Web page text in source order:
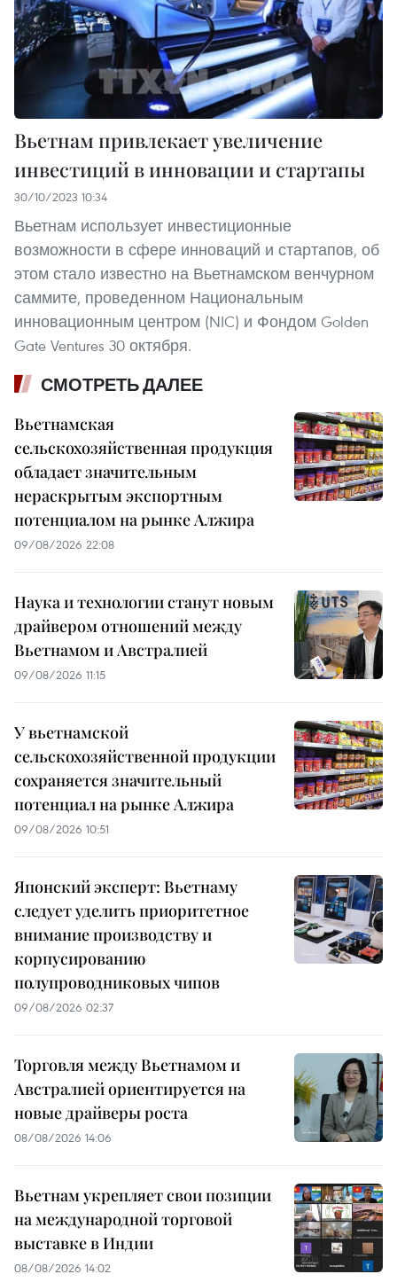
Вьетнам привлекает увеличение
инвестиций в инновации и стартапы
30/10/2023 10:34
Вьетнам использует инвестиционные
возможности в сфере инноваций и стартапов, об
этом стало известно на Вьетнамском венчурном
саммите, проведенном Национальным
инновационным центром (NIC) и Фондом Golden
Gate Ventures 30 октября.
СМОТРЕТЬ ДАЛЕЕ
Вьетнамская
сельскохозяйственная продукция
обладает значительным
нераскрытым экспортным
потенциалом на рынке Алжира
09/08/2026 22:08
Наука и технологии станут новым
драйвером отношений между
Вьетнамом и Австралией
09/08/2026 11:15
У вьетнамской
сельскохозяйственной продукции
сохраняется значительный
потенциал на рынке Алжира
09/08/2026 10:51
Японский эксперт: Вьетнаму
следует уделить приоритетное
внимание производству и
корпусированию
полупроводниковых чипов
09/08/2026 02:37
Торговля между Вьетнамом и
Австралией ориентируется на
новые драйверы роста
08/08/2026 14:06
Вьетнам укрепляет свои позиции
на международной торговой
выставке в Индии
08/08/2026 14:02